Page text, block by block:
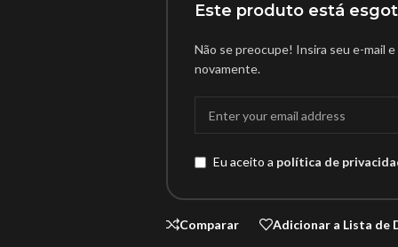
Este produto está
Não se preocupe! Insira seu e-mail
novamente.
Eu aceito a política de
Comparar Adicionar a Lista de